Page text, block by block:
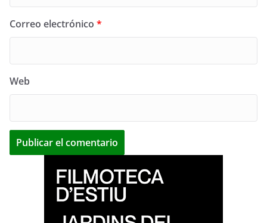
Correo electrónico *
Web